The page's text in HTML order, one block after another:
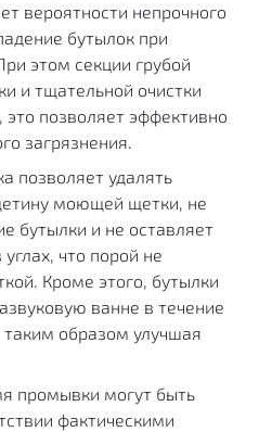
вероятности непрочного
бутылок при
этом секции грубой
и тщательной очистки
позволяет эффективно
загрязнения.
позволяет удалять
моющей щетки, не
бутылки и не оставляет
что порой не
Кроме этого, бутылки
ванне в течение
образом улучшая
промывки могут быть
фактическими